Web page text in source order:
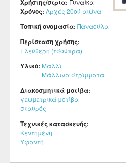
Χρήστης/στρια: Γυναίκα
Χρόνος: Αρχές 20ού αιώνα
Τοπική ονομασία: Παναούλα
Περίσταση χρήσης:
Ελεύθερη (τσούπρα)
Υλικό: Μαλλί
Μάλλινα στρίμματα
Διακοσμητικά μοτίβα:
γεωμετρικά μοτίβα
σταυρός
Τεχνικές κατασκευής:
Κεντημένη
Υφαντή